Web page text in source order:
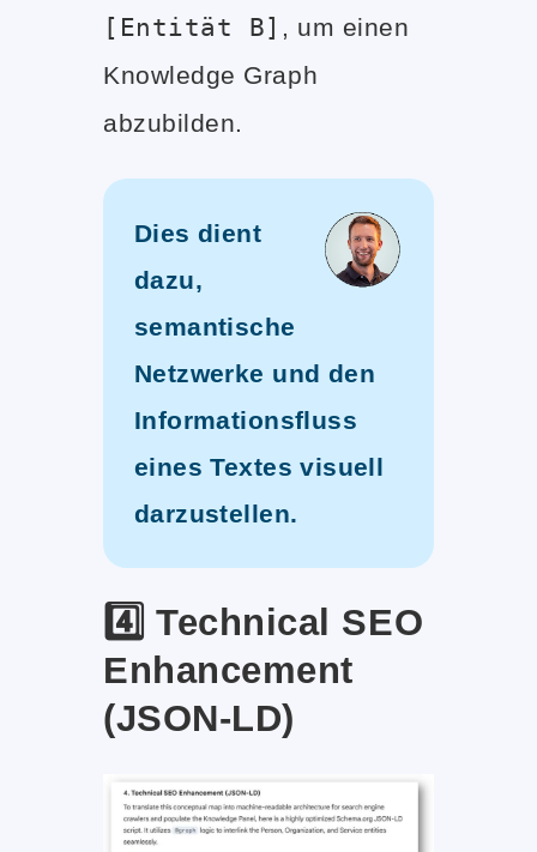
[Entität B] , um einen
Knowledge Graph
abzubilden.
Dies dient
dazu,
semantische
Netzwerke und den
Informationsfluss
eines Textes visuell
darzustellen.
4️⃣ Technical SEO
Enhancement
(JSON-LD)